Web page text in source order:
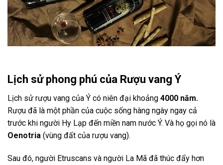
Lịch sử phong phú của Rượu vang Ý
Lịch sử rượu vang của Ý có niên đại khoảng 4000 năm.
Rượu đã là một phần của cuộc sống hàng ngày ngay cả
trước khi người Hy Lạp đến miền nam nước Ý. Và họ gọi nó là
Oenotria (vùng đất của rượu vang).
Sau đó, người Etruscans và người La Mã đã thúc đẩy hơn